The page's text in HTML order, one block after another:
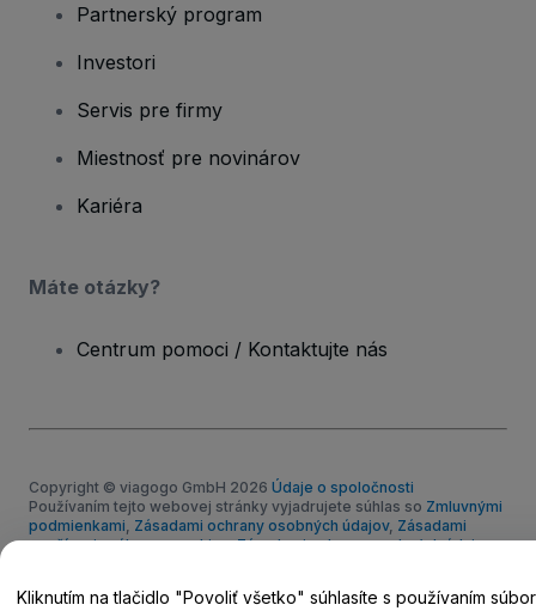
Partnerský program
Investori
Servis pre firmy
Miestnosť pre novinárov
Kariéra
Máte otázky?
Centrum pomoci / Kontaktujte nás
Copyright © viagogo GmbH 2026 Údaje o spoločnosti
Používaním tejto webovej stránky vyjadrujete súhlas so Zmluvnými
podmienkami, Zásadami ochrany osobných údajov, Zásadami
používania súborov cookieaZásadami ochrany osobných údajov
Neposkytujte moje osobné údaje/vaše možnosti ochrany
Kliknutím na tlačidlo "Povoliť všetko" súhlasíte s používaním